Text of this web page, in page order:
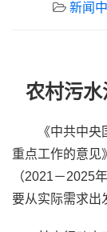
新闻
农村污
《中共中
重点工作的意见
（2021－2025
要从实际需求出